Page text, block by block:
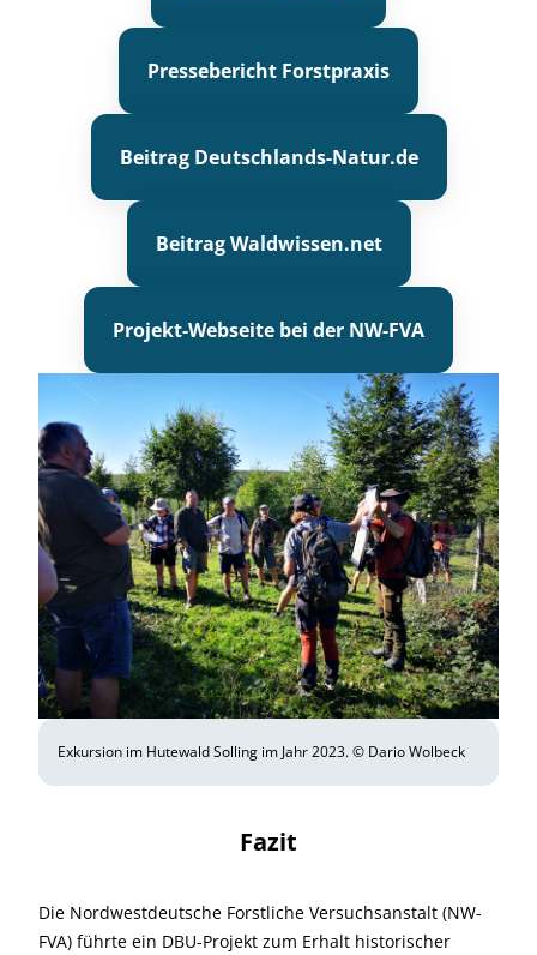
Pressebericht Forstpraxis
Beitrag Deutschlands-Natur.de
Beitrag Waldwissen.net
Projekt-Webseite bei der NW-FVA
Exkursion im Hutewald Solling im Jahr 2023. © Dario Wolbeck
Fazit
Die Nordwestdeutsche Forstliche Versuchsanstalt (NW-
FVA) führte ein DBU-Projekt zum Erhalt historischer